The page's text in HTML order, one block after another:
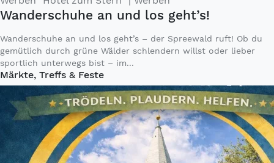
Wanderschuhe an und los geht’s!
Wanderschuhe an und los geht’s – der Spreewald ruft! Ob du
gemütlich durch grüne Wälder schlendern willst oder lieber
sportlich unterwegs bist – im...
Märkte, Treffs & Feste